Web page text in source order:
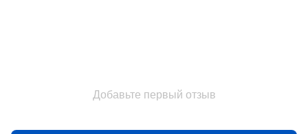
Добавьте первый отзыв